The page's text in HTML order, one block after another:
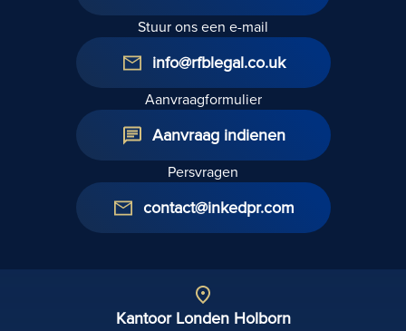
Stuur ons een e-mail
info@rfblegal.co.uk
Aanvraagformulier
Aanvraag indienen
Persvragen
contact@inkedpr.com
Kantoor Londen Holborn